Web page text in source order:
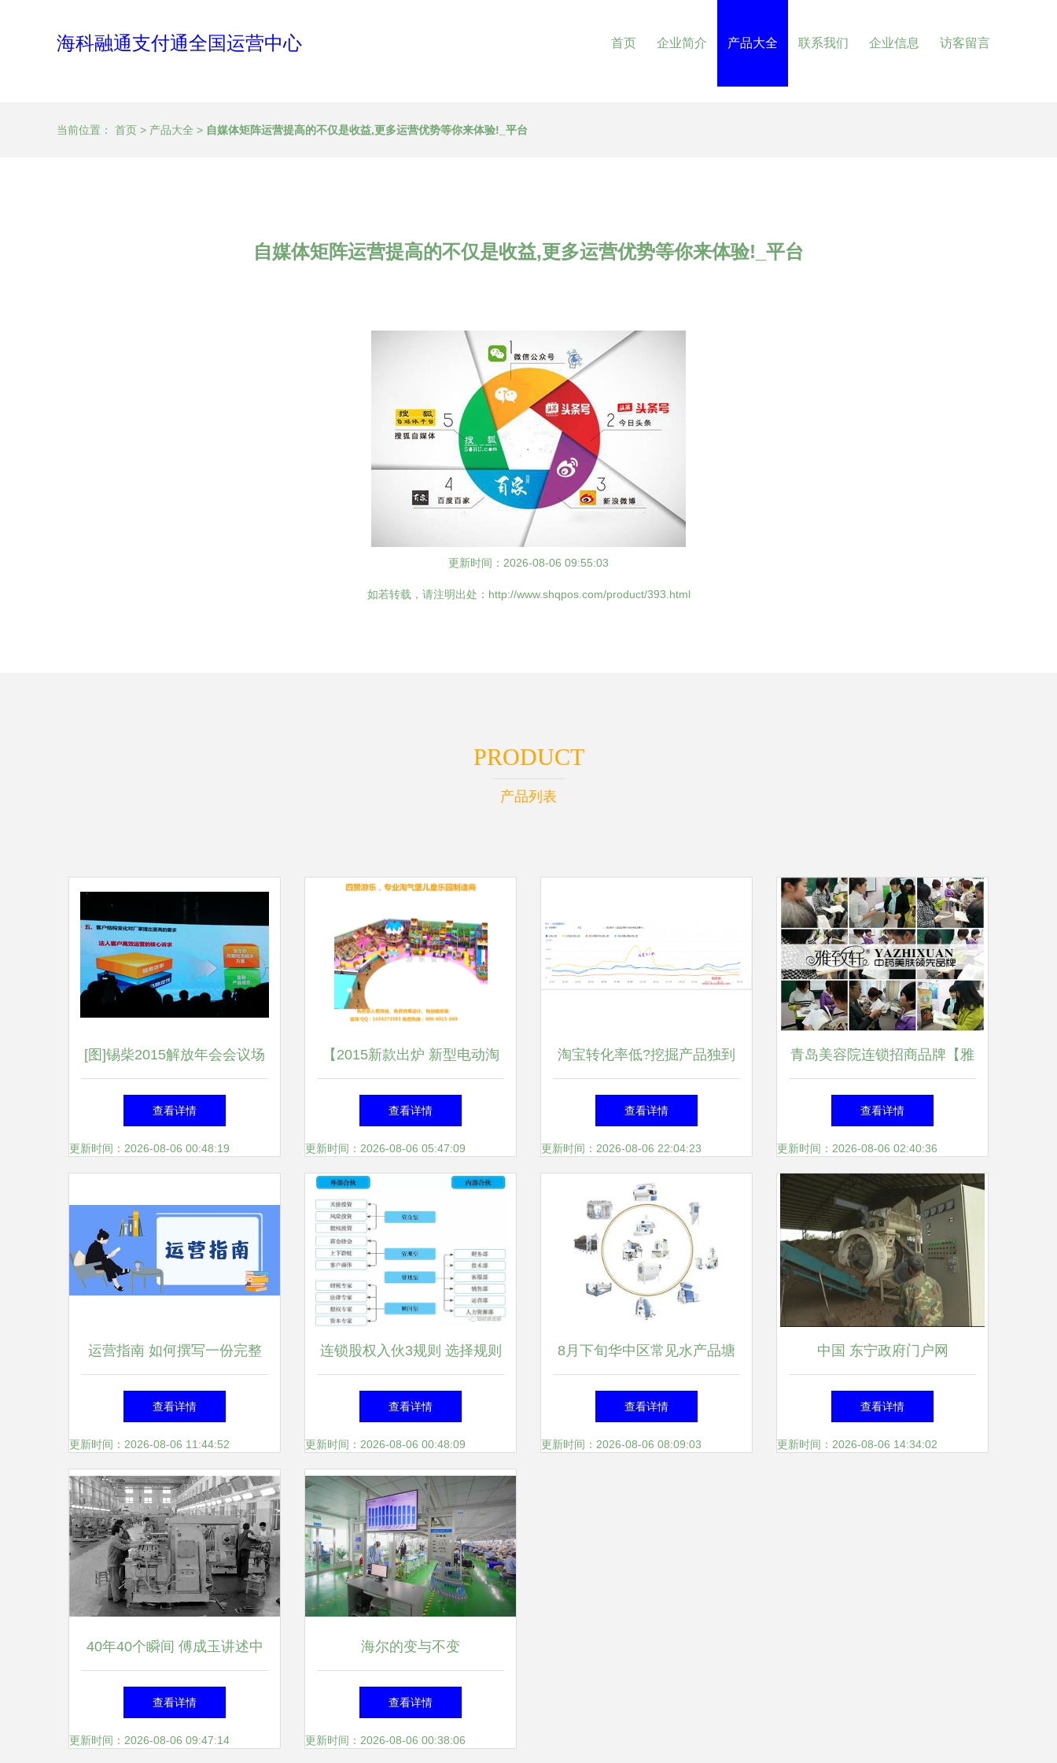
海科融通支付通全国运营中心 首页 企业简介 产品大全 联系我们 企业信息 访客留言
当前位置： 首页 > 产品大全 > 自媒体矩阵运营提高的不仅是收益,更多运营优势等你来体验!_平台
自媒体矩阵运营提高的不仅是收益,更多运营优势等你来体验!_平台
更新时间：2026-08-06 09:55:03
如若转载，请注明出处：http://www.shqpos.com/product/393.html
PRODUCT
产品列表
[图]锡柴2015解放年会会议场
_车展图片_卡车之家
查看详情
更新时间：2026-08-06 00:48:19
【2015新款出炉 新型电动淘
气堡 大型淘气堡 儿童主题】
价格_厂家_图片 -
查看详情
更新时间：2026-08-06 05:47:09
淘宝转化率低?挖掘产品独到
卖点
查看详情
更新时间：2026-08-06 22:04:23
青岛美容院连锁招商品牌【雅
致轩纯中药植物】(图)
查看详情
更新时间：2026-08-06 02:40:36
运营指南 如何撰写一份完整
的运营方案
查看详情
更新时间：2026-08-06 11:44:52
连锁股权入伙3规则 选择规则
参与规则 出资规则
查看详情
更新时间：2026-08-06 00:48:09
8月下旬华中区常见水产品塘
头报价 2017.08.31
查看详情
更新时间：2026-08-06 08:09:03
中国 东宁政府门户网
查看详情
更新时间：2026-08-06 14:34:02
40年40个瞬间 傅成玉讲述中
海油 中石化改革背后 眼前的
大山得跨过去
查看详情
更新时间：2026-08-06 09:47:14
海尔的变与不变
查看详情
更新时间：2026-08-06 00:38:06